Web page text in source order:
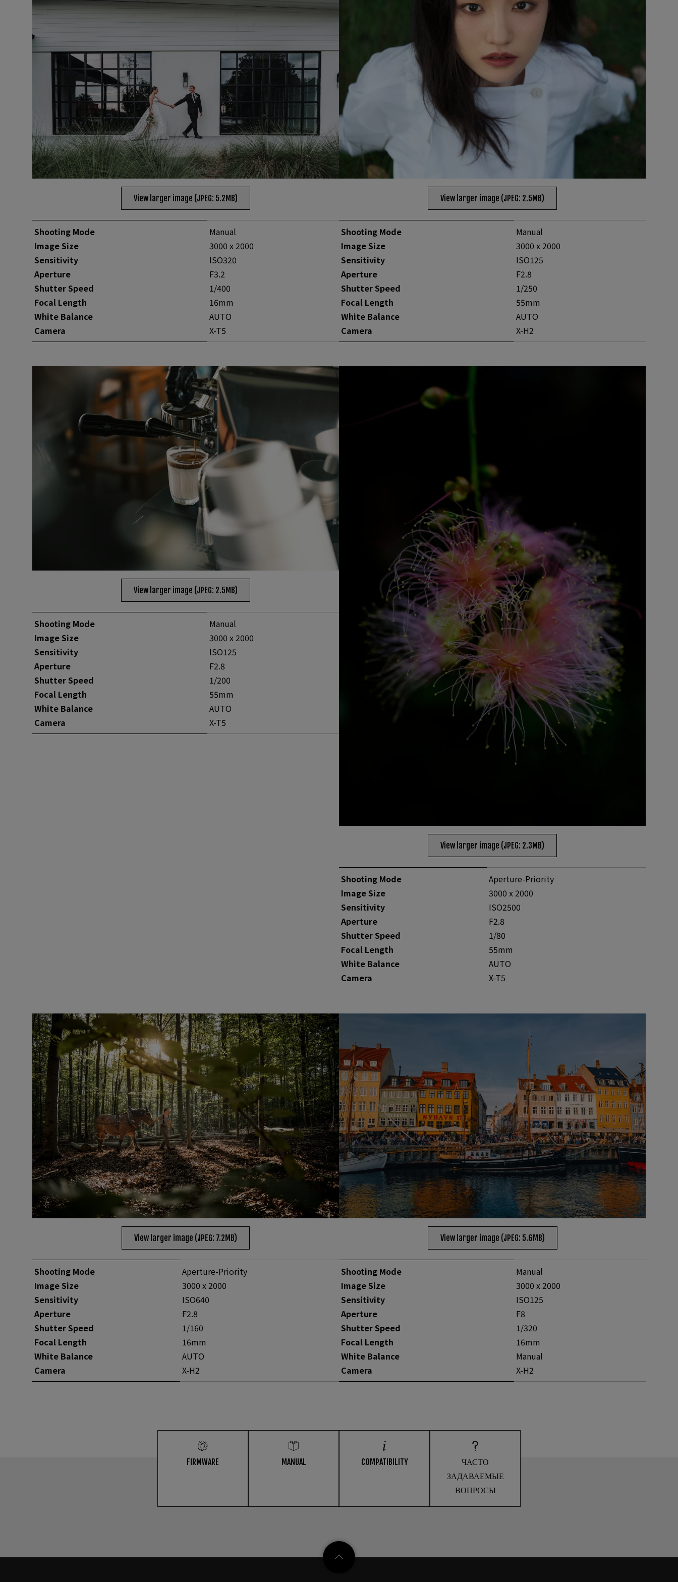
View larger image (JPEG: 5.2MB)
Shooting Mode
Image Size
Sensitivity
Aperture
Shutter Speed
Focal Length
White Balance
Camera
Manual
3000 x 2000
ISO320
F3.2
1/400
16mm
AUTO
X-T5
View larger image (JPEG: 2.5MB)
Shooting Mode
Image Size
Sensitivity
Aperture
Shutter Speed
Focal Length
White Balance
Camera
Manual
3000 x 2000
ISO125
F2.8
1/250
55mm
AUTO
X-H2
View larger image (JPEG: 2.5MB)
Shooting Mode
Image Size
Sensitivity
Aperture
Shutter Speed
Focal Length
White Balance
Camera
Manual
3000 x 2000
ISO125
F2.8
1/200
55mm
AUTO
X-T5
View larger image (JPEG: 2.3MB)
Shooting Mode
Image Size
Sensitivity
Aperture
Shutter Speed
Focal Length
White Balance
Camera
Aperture-Priority
3000 x 2000
ISO2500
F2.8
1/80
55mm
AUTO
X-T5
View larger image (JPEG: 7.2MB)
Shooting Mode
Image Size
Sensitivity
Aperture
Shutter Speed
Focal Length
White Balance
Camera
Aperture-Priority
3000 x 2000
ISO640
F2.8
1/160
16mm
AUTO
X-H2
View larger image (JPEG: 5.6MB)
Shooting Mode
Image Size
Sensitivity
Aperture
Shutter Speed
Focal Length
White Balance
Camera
Manual
3000 x 2000
ISO125
F8
1/320
16mm
Manual
X-H2
FIRMWARE MANUAL COMPATIBILITY
ЧАСТО
ЗАДАВАЕМЫЕ
ВОПРОСЫ